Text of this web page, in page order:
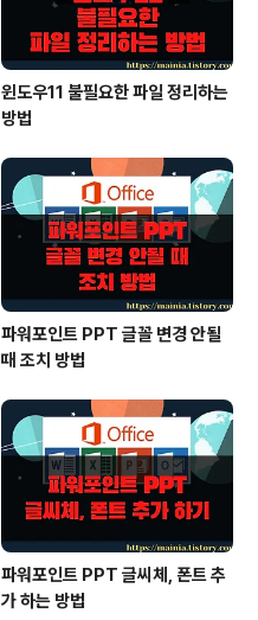
윈도우11 불필요한 파일 정리하는
방법
파워포인트 PPT 글꼴 변경 안될
때 조치 방법
파워포인트 PPT 글씨체, 폰트 추
가 하는 방법